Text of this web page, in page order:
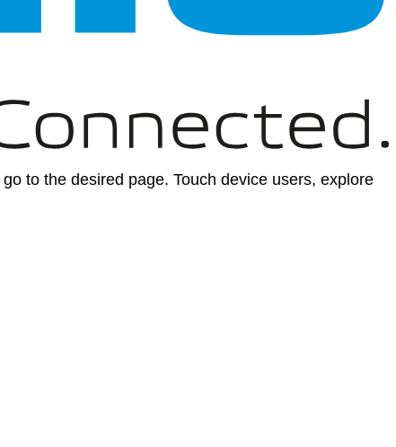
to the desired page. Touch device users, explore